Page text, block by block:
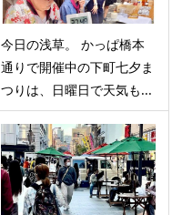
今日の浅草。 かっぱ橋本
通りで開催中の下町七夕ま
つりは、日曜日で天気も...